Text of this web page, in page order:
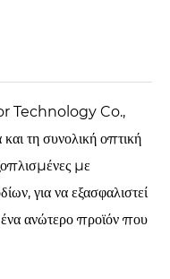
Technology Co.,
τη συνολική οπτική
με
για να εξασφαλιστεί
ένα ανώτερο προϊόν που